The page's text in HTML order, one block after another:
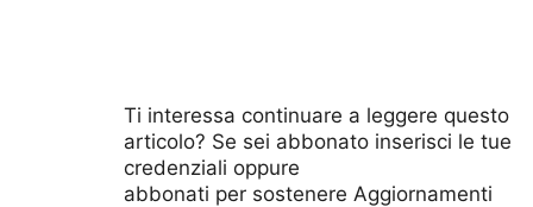
Ti interessa continuare a leggere questo
articolo? Se sei abbonato inserisci le tue
credenziali oppure
abbonati per sostenere Aggiornamenti